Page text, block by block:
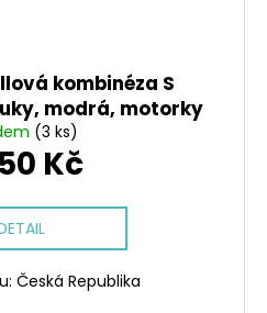
kombinéza S
modrá, motorky
(3 ks)
Kč
Česká Republika